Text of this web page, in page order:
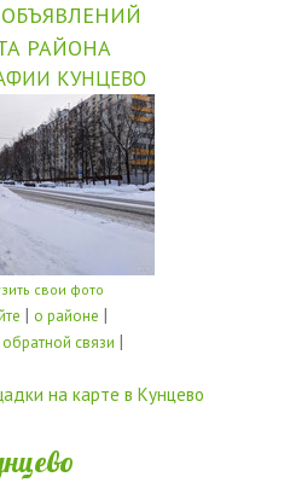
РАЙОНА
КУНЦЕВО
свои фото
| о районе |
связи |
на карте в Кунцево